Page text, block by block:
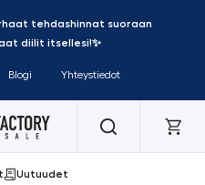
tehdashinnat suoraan
diilit itsellesi!✨
Blogi Yhteystiedot
Uutuudet